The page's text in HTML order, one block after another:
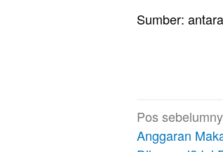
Sumber:
Navigasi
pos
Pos
Anggaran